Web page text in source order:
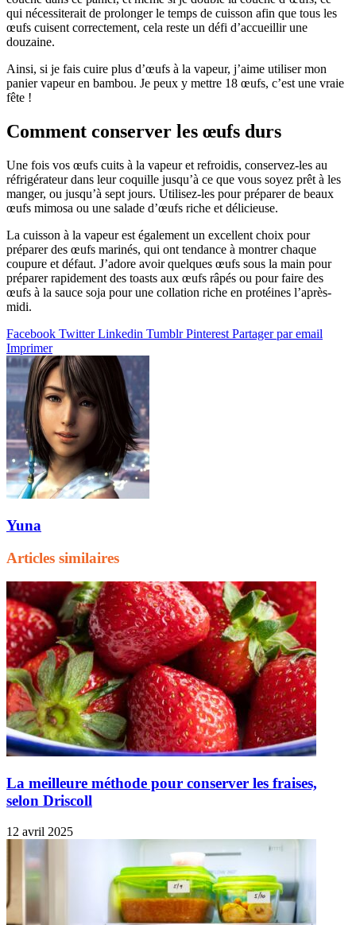
qui nécessiterait de prolonger le temps de cuisson afin que tous les
œufs cuisent correctement, cela reste un défi d’accueillir une
douzaine.
Ainsi, si je fais cuire plus d’œufs à la vapeur, j’aime utiliser mon
panier vapeur en bambou. Je peux y mettre 18 œufs, c’est une vraie
fête !
Comment conserver les œufs durs
Une fois vos œufs cuits à la vapeur et refroidis, conservez-les au
réfrigérateur dans leur coquille jusqu’à ce que vous soyez prêt à les
manger, ou jusqu’à sept jours. Utilisez-les pour préparer de beaux
œufs mimosa ou une salade d’œufs riche et délicieuse.
La cuisson à la vapeur est également un excellent choix pour
préparer des œufs marinés, qui ont tendance à montrer chaque
coupure et défaut. J’adore avoir quelques œufs sous la main pour
préparer rapidement des toasts aux œufs râpés ou pour faire des
œufs à la sauce soja pour une collation riche en protéines l’après-
midi.
Facebook Twitter Linkedin Tumblr Pinterest Partager par email
Imprimer
Yuna
Articles similaires
La meilleure méthode pour conserver les fraises,
selon Driscoll
12 avril 2025